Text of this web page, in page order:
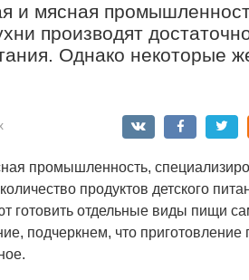
и мясная
производят
Однако некоторые
промышленность,
продуктов детского
готовить отдельные виды пищи
подчеркнем, что